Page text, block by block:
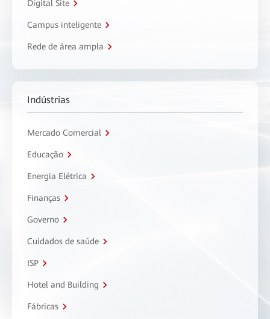
Digital Site
Campus inteligente
Rede de área ampla
Indústrias
Mercado Comercial
Educação
Energia Elétrica
Finanças
Governo
Cuidados de saúde
ISP
Hotel and Building
Fábricas